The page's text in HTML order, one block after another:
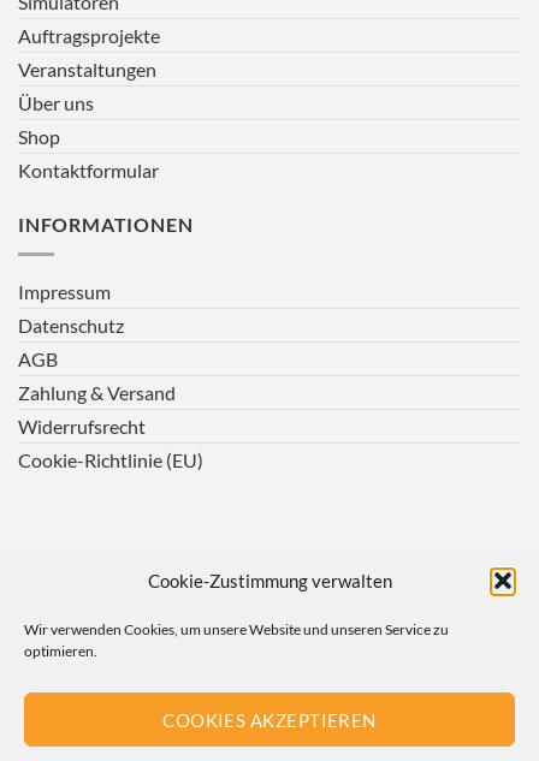
Cookie-Zustimmung verwalten
Wir verwenden Cookies, um unsere Website und unseren Service zu
optimieren.
COOKIES AKZEPTIEREN
Auftragsprojekte
Veranstaltungen
Über uns
Shop
Kontaktformular
INFORMATIONEN
Impressum
Datenschutz
AGB
Zahlung & Versand
Widerrufsrecht
Cookie-Richtlinie (EU)